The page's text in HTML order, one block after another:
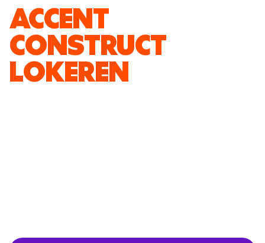
ACCENT
CONSTRUCT
LOKEREN